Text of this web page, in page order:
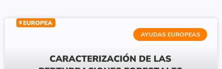
AYUDAS EUROPEAS